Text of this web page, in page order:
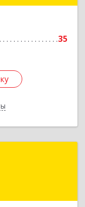
35
Подробнее
р-н,